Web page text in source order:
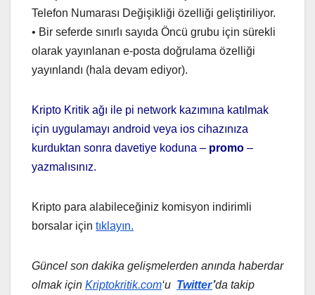
Telefon Numarası Değişikliği özelliği geliştiriliyor.
• Bir seferde sınırlı sayıda Öncü grubu için sürekli
olarak yayınlanan e-posta doğrulama özelliği
yayınlandı (hala devam ediyor).
Kripto Kritik ağı ile pi network kazımına katılmak
için uygulamayı android veya ios cihazınıza
kurduktan sonra davetiye koduna – promo –
yazmalısınız.
Kripto para alabileceğiniz komisyon indirimli
borsalar için tıklayın.
Güncel son dakika gelişmelerden anında haberdar
olmak için Kriptokritik.com‘u Twitter’da takip